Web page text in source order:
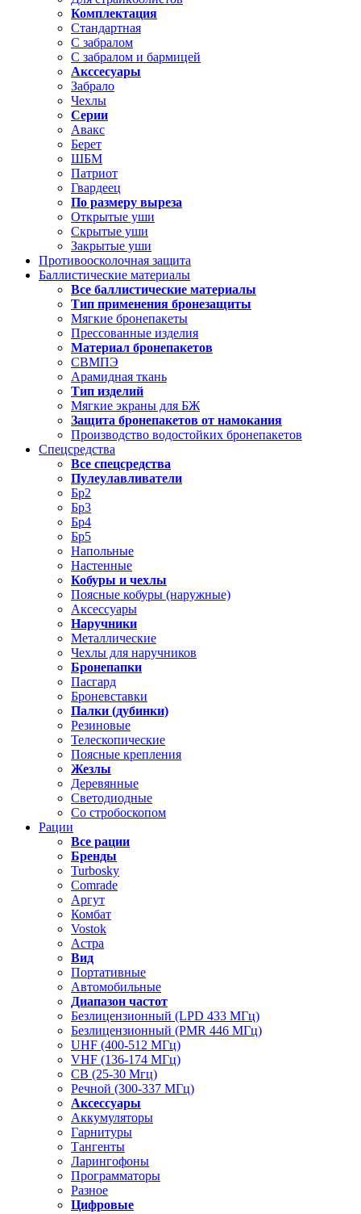
Комплектация
Стандартная
С забралом
С забралом и бармицей
Акссесуары
Забрало
Чехлы
Серии
Авакс
Берет
ШБМ
Патриот
Гвардеец
По размеру выреза
Открытые уши
Скрытые уши
Закрытые уши
Противоосколочная защита
Баллистические материалы
Все баллистические материалы
Тип применения бронезащиты
Мягкие бронепакеты
Прессованные изделия
Материал бронепакетов
СВМПЭ
Арамидная ткань
Тип изделий
Мягкие экраны для БЖ
Защита бронепакетов от намокания
Производство водостойких бронепакетов
Спецсредства
Все спецсредства
Пулеулавливатели
Бр2
Бр3
Бр4
Бр5
Напольные
Настенные
Кобуры и чехлы
Поясные кобуры (наружные)
Аксессуары
Наручники
Металлические
Чехлы для наручников
Бронепапки
Пасгард
Броневставки
Палки (дубинки)
Резиновые
Телескопические
Поясные крепления
Жезлы
Деревянные
Светодиодные
Со стробоскопом
Рации
Все рации
Бренды
Turbosky
Comrade
Аргут
Комбат
Vostok
Астра
Вид
Портативные
Автомобильные
Диапазон частот
Безлицензионный (LPD 433 МГц)
Безлицензионный (PMR 446 МГц)
UHF (400-512 МГц)
VHF (136-174 МГц)
CB (25-30 Мгц)
Речной (300-337 МГц)
Аксессуары
Аккумуляторы
Гарнитуры
Тангенты
Ларингофоны
Программаторы
Разное
Цифровые